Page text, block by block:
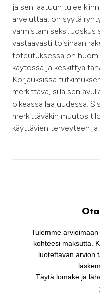
ja sen laatuun tulee
arveluttaa, on syytä
varmistamiseksi.
vastaavasti toisinaan
toteutuksessa on
käytössä ja keskittyä
Korjauksissa
merkittävä, sillä sen
oikeassa laajuudessa.
merkittäväkin muutos
käyttävien terveyteen ja
Tulemme
kohteesi maksutta.
luotettavan arvion
Täytä lomake ja